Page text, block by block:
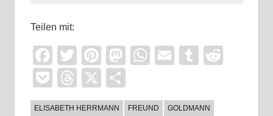
Teilen mit:
Facebook
TwitterPinterest
Mastodon
WhatsApp
EmailTumblr
PocketThreads
X
ELISABETH HERRMANN FREUND
GOLDMANN